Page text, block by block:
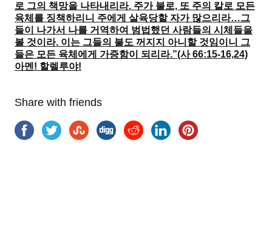
로 그의 책망을 나타내리라. 주가 불로, 또 주의 칼로 모든
육체를 징책하리니 주에게 살육당할 자가 많으리라…그
들이 나가서 나를 거역하여 범법했던 사람들의 시체들을
볼 것이라. 이는 그들의 불도 꺼지지 아니할 것임이니 그
들은 모든 육체에게 가증함이 되리라.”(사 66:15-16,24)
아멘! 할렐루야!
Share with friends